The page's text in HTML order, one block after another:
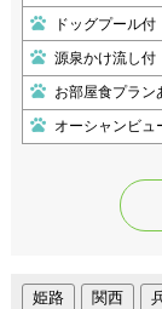
ドッグプール付
源泉かけ流し付
お部屋食プラン
オーシャンビュ
姫路 関西